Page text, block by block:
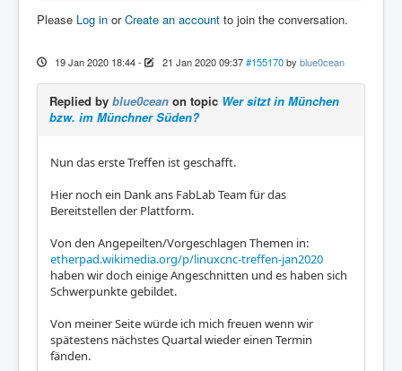
Please Log in orCreate an account to join the conversation.
19 Jan 2020 18:44- 21 Jan 2020 09:37 #155170 by blue0cean
Replied by blue0cean on topic Wer sitzt in München
bzw. im Münchner Süden?
Nun das erste Treffen ist geschafft.
Hier noch ein Dank ans FabLab Team für das
Bereitstellen der Plattform.
Von den Angepeilten/Vorgeschlagen Themen in:
etherpad.wikimedia.org/p/linuxcnc-treffen-jan2020
haben wir doch einige Angeschnitten und es haben sich
Schwerpunkte gebildet.
Von meiner Seite würde ich mich freuen wenn wir
spätestens nächstes Quartal wieder einen Termin
fänden.